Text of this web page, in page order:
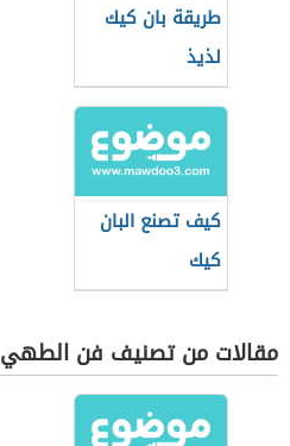
طريقة بان كيك
لذيذ
كيف تصنع البان
كيك
مقالات من تصنيف فن الطهي